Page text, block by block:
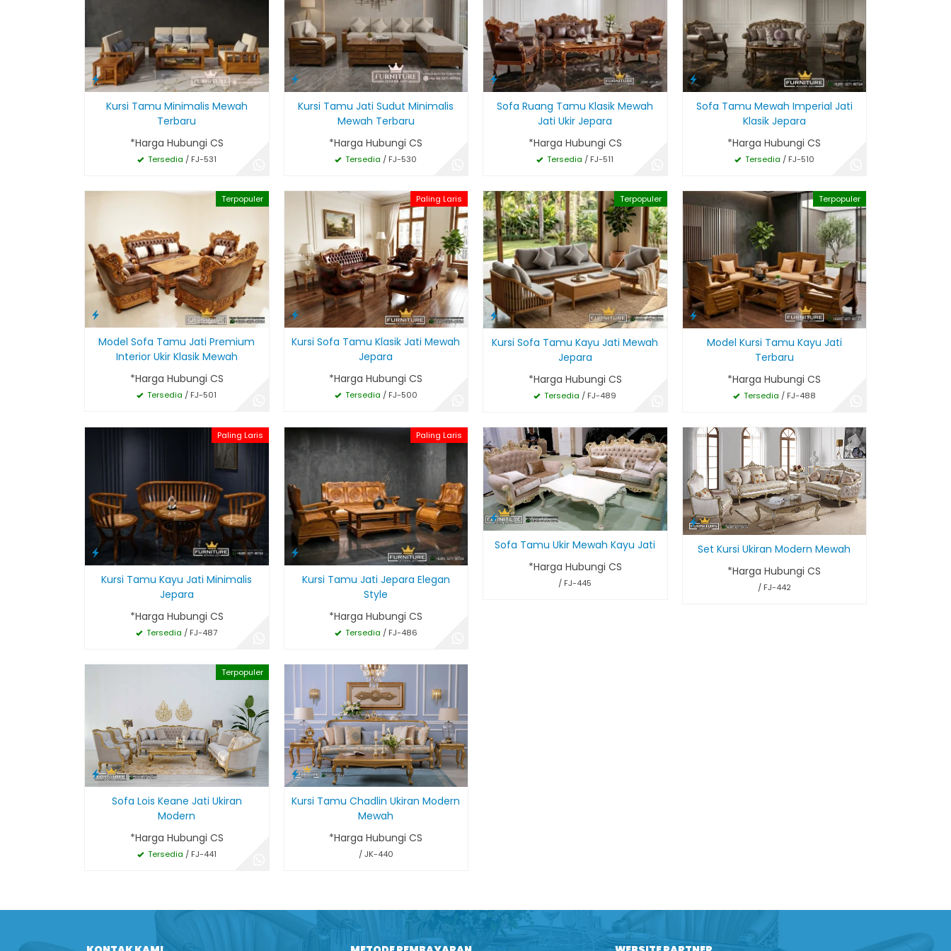
Kursi Tamu Minimalis Mewah
Terbaru
*Harga Hubungi CS
Tersedia / FJ-531
Kursi Tamu Jati Sudut Minimalis
Mewah Terbaru
*Harga Hubungi CS
Tersedia / FJ-530
Sofa Ruang Tamu Klasik Mewah
Jati Ukir Jepara
*Harga Hubungi CS
Tersedia / FJ-511
Sofa Tamu Mewah Imperial Jati
Klasik Jepara
*Harga Hubungi CS
Tersedia / FJ-510
Terpopuler
Model Sofa Tamu Jati Premium
Interior Ukir Klasik Mewah
*Harga Hubungi CS
Tersedia / FJ-501
Paling Laris
Kursi Sofa Tamu Klasik Jati Mewah
Jepara
*Harga Hubungi CS
Tersedia / FJ-500
Terpopuler
Kursi Sofa Tamu Kayu Jati Mewah
Jepara
*Harga Hubungi CS
Tersedia / FJ-489
Terpopuler
Model Kursi Tamu Kayu Jati
Terbaru
*Harga Hubungi CS
Tersedia / FJ-488
Paling Laris
Kursi Tamu Kayu Jati Minimalis
Jepara
*Harga Hubungi CS
Tersedia / FJ-487
Paling Laris
Kursi Tamu Jati Jepara Elegan
Style
*Harga Hubungi CS
Tersedia / FJ-486
Sofa Tamu Ukir Mewah Kayu Jati
*Harga Hubungi CS
/ FJ-445
Set Kursi Ukiran Modern Mewah
*Harga Hubungi CS
/ FJ-442
Terpopuler
Sofa Lois Keane Jati Ukiran
Modern
*Harga Hubungi CS
Tersedia / FJ-441
Kursi Tamu Chadlin Ukiran Modern
Mewah
*Harga Hubungi CS
/ JK-440